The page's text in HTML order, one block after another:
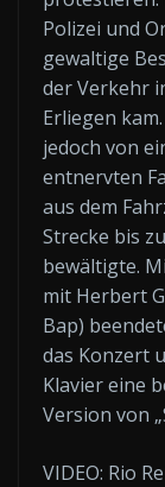
Polizei und
gewaltige
der Verkehr
Erliegen
jedoch von
entnervten
aus dem
Strecke bis
bewältigte.
mit Herbert
Bap)
das Konzert
Klavier eine
Version von
VIDEO: Rio